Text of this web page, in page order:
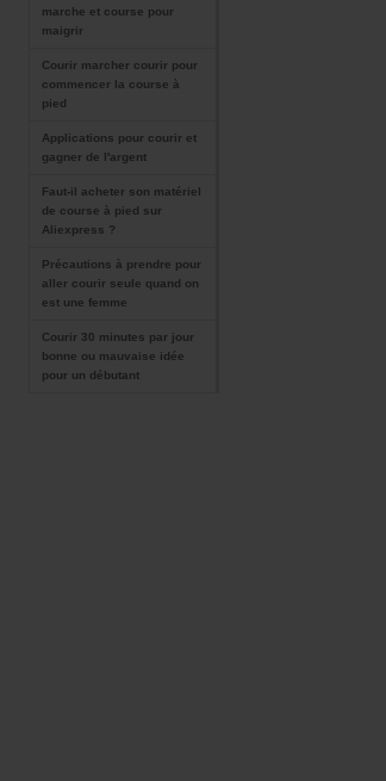
marche et course pour
maigrir
Courir marcher courir pour
commencer la course à
pied
Applications pour courir et
gagner de l'argent
Faut-il acheter son matériel
de course à pied sur
Aliexpress ?
Précautions à prendre pour
aller courir seule quand on
est une femme
Courir 30 minutes par jour
bonne ou mauvaise idée
pour un débutant